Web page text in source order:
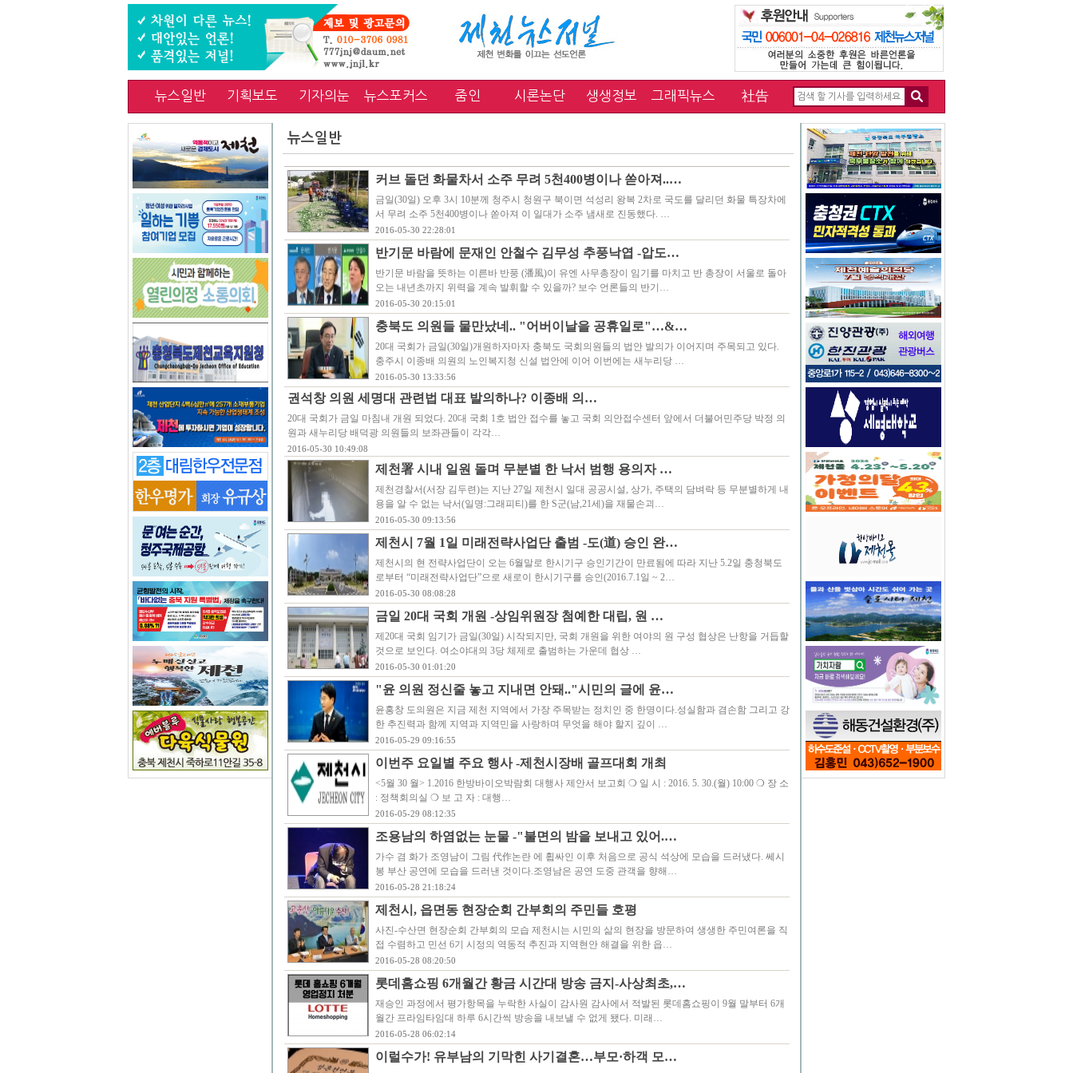
뉴스일반 기획보도 기자의눈 뉴스포커스 줌인 시론논단 생생정보 그래픽뉴스 社告
뉴스일반
커브 돌던 화물차서 소주 무려 5천400병이나 쏟아져..…
금일(30일) 오후 3시 10분께 청주시 청원구 북이면 석성리 왕복 2차로 국도를 달리던 화물 특장차에
서 무려 소주 5천400병이나 쏟아져 이 일대가 소주 냄새로 진동했다. …
2016-05-30 22:28:01
반기문 바람에 문재인 안철수 김무성 추풍낙엽 -압도…
반기문 바람을 뜻하는 이른바 반풍 (潘風)이 유엔 사무총장이 임기를 마치고 반 총장이 서울로 돌아
오는 내년초까지 위력을 계속 발휘할 수 있을까? 보수 언론들의 반기…
2016-05-30 20:15:01
충북도 의원들 물만났네.. "어버이날을 공휴일로"…&…
20대 국회가 금일(30일)개원하자마자 충북도 국회의원들의 법안 발의가 이어지며 주목되고 있다.
충주시 이종배 의원의 노인복지청 신설 법안에 이어 이번에는 새누리당 …
2016-05-30 13:33:56
권석창 의원 세명대 관련법 대표 발의하나? 이종배 의…
20대 국회가 금일 마침내 개원 되었다. 20대 국회 1호 법안 접수를 놓고 국회 의안접수센터 앞에서 더불어민주당 박정 의
원과 새누리당 배덕광 의원들의 보좌관들이 각각…
2016-05-30 10:49:08
제천署 시내 일원 돌며 무분별 한 낙서 범행 용의자 …
제천경찰서(서장 김두련)는 지난 27일 제천시 일대 공공시설, 상가, 주택의 담벼락 등 무분별하게 내
용을 알 수 없는 낙서(일명:그래피티)를 한 S군(남,21세)을 재물손괴…
2016-05-30 09:13:56
제천시 7월 1일 미래전략사업단 출범 -도(道) 승인 완…
제천시의 현 전략사업단이 오는 6월말로 한시기구 승인기간이 만료됨에 따라 지난 5.2일 충청북도
로부터 “미래전략사업단”으로 새로이 한시기구를 승인(2016.7.1일 ~ 2…
2016-05-30 08:08:28
금일 20대 국회 개원 -상임위원장 첨예한 대립, 원 …
제20대 국회 임기가 금일(30일) 시작되지만, 국회 개원을 위한 여야의 원 구성 협상은 난항을 거듭할
것으로 보인다. 여소야대의 3당 체제로 출범하는 가운데 협상 …
2016-05-30 01:01:20
"윤 의원 정신줄 놓고 지내면 안돼.."시민의 글에 윤…
윤홍창 도의원은 지금 제천 지역에서 가장 주목받는 정치인 중 한명이다.성실함과 겸손함 그리고 강
한 추진력과 함께 지역과 지역민을 사랑하며 무엇을 해야 할지 깊이 …
2016-05-29 09:16:55
이번주 요일별 주요 행사 -제천시장배 골프대회 개최
<5월 30 월> 1.2016 한방바이오박람회 대행사 제안서 보고회 ❍ 일 시 : 2016. 5. 30.(월) 10:00 ❍ 장 소
: 정책회의실 ❍ 보 고 자 : 대행…
2016-05-29 08:12:35
조용남의 하염없는 눈물 -"불면의 밤을 보내고 있어.…
가수 겸 화가 조영남이 그림 代作논란 에 휩싸인 이후 처음으로 공식 석상에 모습을 드러냈다. 쎄시
봉 부산 공연에 모습을 드러낸 것이다.조영남은 공연 도중 관객을 향해…
2016-05-28 21:18:24
제천시, 읍면동 현장순회 간부회의 주민들 호평
사진-수산면 현장순회 간부회의 모습 제천시는 시민의 삶의 현장을 방문하여 생생한 주민여론을 직
접 수렴하고 민선 6기 시정의 역동적 추진과 지역현안 해결을 위한 읍…
2016-05-28 08:20:50
롯데홈쇼핑 6개월간 황금 시간대 방송 금지-사상최초,…
재승인 과정에서 평가항목을 누락한 사실이 감사원 감사에서 적발된 롯데홈쇼핑이 9월 말부터 6개
월간 프라임타임대 하루 6시간씩 방송을 내보낼 수 없게 됐다. 미래…
2016-05-28 06:02:14
이럴수가! 유부남의 기막힌 사기결혼…부모·하객 모…